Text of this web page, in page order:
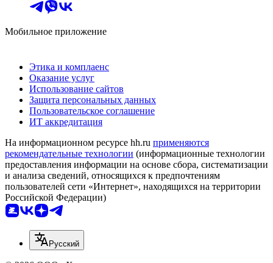
Мобильное приложение
Этика и комплаенс
Оказание услуг
Использование сайтов
Защита персональных данных
Пользовательское соглашение
ИТ аккредитация
На информационном ресурсе hh.ru применяются
рекомендательные технологии (информационные технологии
предоставления информации на основе сбора, систематизации
и анализа сведений, относящихся к предпочтениям
пользователей сети «Интернет», находящихся на территории
Российской Федерации)
Русский